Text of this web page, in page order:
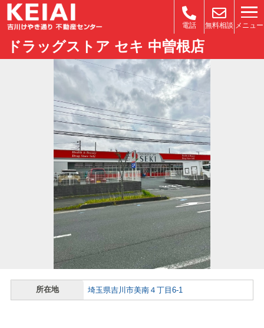
電話 無料相談 メニュー
ドラッグストア セキ 中曽根店
所在地 埼玉県吉川市美南４丁目6-1